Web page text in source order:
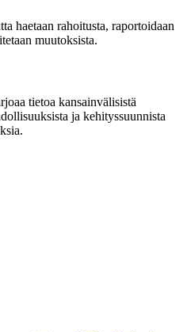
haetaan rahoitusta, raportoidaan
muutoksista.
tietoa kansainvälisistä
ja kehityssuunnista